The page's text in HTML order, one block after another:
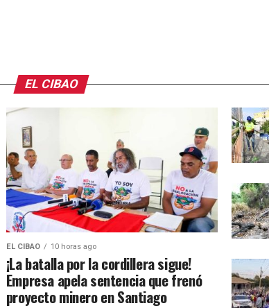
EL CIBAO
EL CIBAO 10 horas ago
¡La batalla por la cordillera sigue!
Empresa apela sentencia que frenó
proyecto minero en Santiago